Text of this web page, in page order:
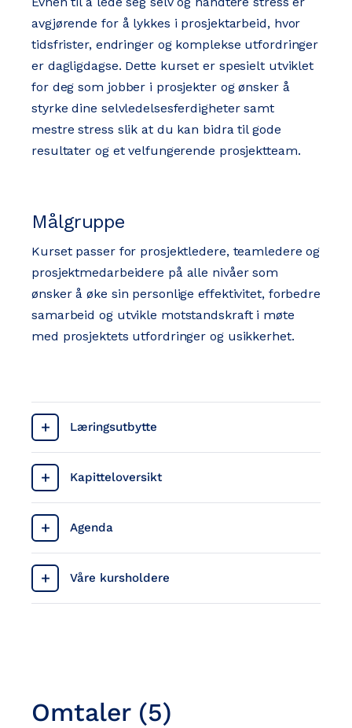
avgjørende for å lykkes i prosjektarbeid, hvor
tidsfrister, endringer og komplekse utfordringer
er dagligdagse. Dette kurset er spesielt utviklet
for deg som jobber i prosjekter og ønsker å
styrke dine selvledelsesferdigheter samt
mestre stress slik at du kan bidra til gode
resultater og et velfungerende prosjektteam.
Målgruppe
Kurset passer for prosjektledere, teamledere og
prosjektmedarbeidere på alle nivåer som
ønsker å øke sin personlige effektivitet, forbedre
samarbeid og utvikle motstandskraft i møte
med prosjektets utfordringer og usikkerhet.
Læringsutbytte
Kapitteloversikt
Agenda
Våre kursholdere
Omtaler (5)